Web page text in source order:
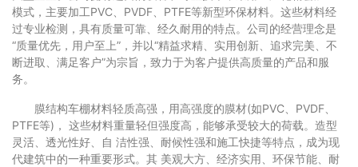
模式，主要加工PVC、PVDF、PTFE等新型环保材料。这些材料经
过专业检测，具有质量可靠、经久耐用的特点。公司的经营理念是
“质量优先，用户至上”，并以“精益求精、实用创新、追求完美、不
断进取、满足客户”为宗旨，致力于为客户提供高质量的产品和服
务。
膜结构车棚材料轻质高强，用高强度的膜材(如PVC、PVDF、
PTFE等)， 这些材料重量轻但强度高，能够承受较大的荷载。造型
灵活、透光性好、自 洁性强、耐候性强和施工快捷等特点，成为现
代建筑中的一种重要形式。其 美观大方、经济实用、环保节能、耐